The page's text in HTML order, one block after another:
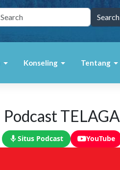
Konseling Tentang
Podcast TELAGA
Situs Podcast YouTube